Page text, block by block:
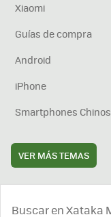
Xiaomi
Guías de compra
Android
iPhone
Smartphones Chinos
VER MÁS TEMAS